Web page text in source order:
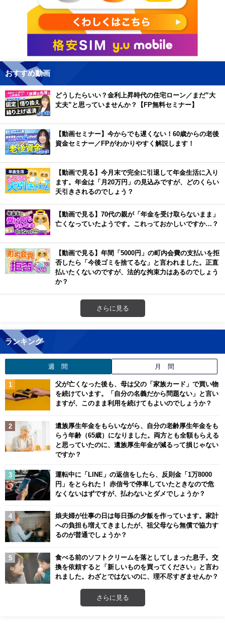
おすすめ動画
どうしたらいい？金利上昇時代の住宅ローン／まだ”大
丈夫”と思っていませんか？【FP無料セミナー】
【動画セミナー】今からでも遅くない！60歳からの老後
資金セミナー／FPがわかりやすく解説します！
【動画で見る】今月末で完全に引退して年金生活に入り
ます。年金は「月20万円」の見込みですが、どのくらい
天引きされるのでしょう？
【動画で見る】70代の親が「年金を受け取らないまま」
亡くなっていたようです。これっておかしいですか…？
【動画で見る】年間「5000円」の町内会費の支払いを拒
否したら「今後ゴミを捨てるな」と言われました。正直
払いたくないのですが、法的な拘束力はあるのでしょう
か？
さらに見る
ランキング
週 間 月 間
父が亡くなった後も、母は父の「家族カード」で買い物
を続けています。「自分の名義だから問題ない」と言い
ますが、このまま利用を続けてもよいのでしょうか？
遺族厚生年金をもらいながら、自分の老齢厚生年金をも
らう年齢（65歳）になりました。両方とも全額もらえる
と思っていたのに、遺族厚生年金が減るって損じゃない
ですか？
運転中に「LINE」の返信をしたら、反則金「1万8000
円」をとられた！ 赤信号で停車していたときなので危
なくないはずですが、払わないとダメでしょうか？
娘夫婦が仕事の日は毎日孫の夕飯を作っています。家計
への負担も増えてきましたが、祖父母なら無償で協力す
るのが普通でしょうか？
食べる前のソフトクリームを落としてしまった息子。交
換を依頼すると「新しいものを買ってください」と言わ
れました。わざとではないのに、理不尽すぎませんか？
さらに見る